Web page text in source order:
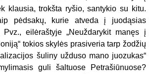
klausia, trokšta ryšio, santykio su kitu.
pėdsakų, kurie atveda į juodąsias
Pvz., eilėraštyje „Neuždarykit manęs į
tokios skylės prasiveria tarp žodžių
šuliny užduso mano juozukas“
guli šaltuose Petrašiūnuose?